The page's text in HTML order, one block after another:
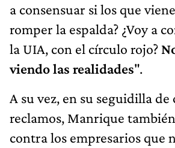
a consensuar si los que
romper la espalda? ¿Voy a
la UIA, con el círculo rojo?
viendo las realidades".
A su vez, en su seguidilla de
reclamos, Manrique
contra los empresarios que